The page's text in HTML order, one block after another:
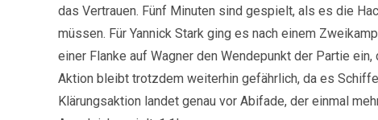
das Vertrauen. Fünf Minuten sind gespielt, als es die
müssen. Für Yannick Stark ging es nach einem
einer Flanke auf Wagner den Wendepunkt der Partie
Aktion bleibt trotzdem weiterhin gefährlich, da es
Klärungsaktion landet genau vor Abifade, der einmal